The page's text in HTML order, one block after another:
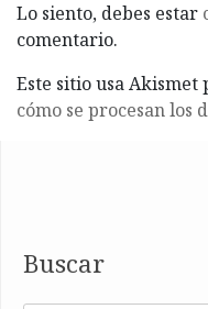
Lo siento, debes estar
comentario.
Este sitio usa
cómo se procesan los
Buscar